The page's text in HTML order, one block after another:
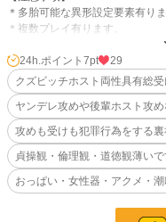
＊多胎可能な異形設定要素有りま
＊複数プレイ有ります。
＊攻めはヤンデレ、後輩ホスト
＊攻めも受けも裏社会の人間な
ん。貞操観・倫理観・道徳観薄い
＊おっぱい・女性器・アクメ・
小説 38,278 位 /
BL 10,413 位 /
お気に入り 48
24h.ポイント 7pt
29
クズビッチホスト両性具有総受
ヤンデレ攻めや後輩ホスト攻
攻めも受けも犯罪行為をする裏
貞操観・倫理観・道徳観薄いで
おっぱい・女性器・アクメ・潮